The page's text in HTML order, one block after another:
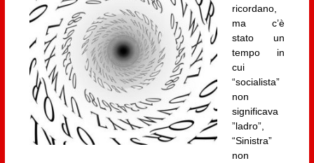
ricordano,
ma c’è
stato un
tempo in
cui
“socialista”
non
significava
”ladro”,
“Sinistra”
non